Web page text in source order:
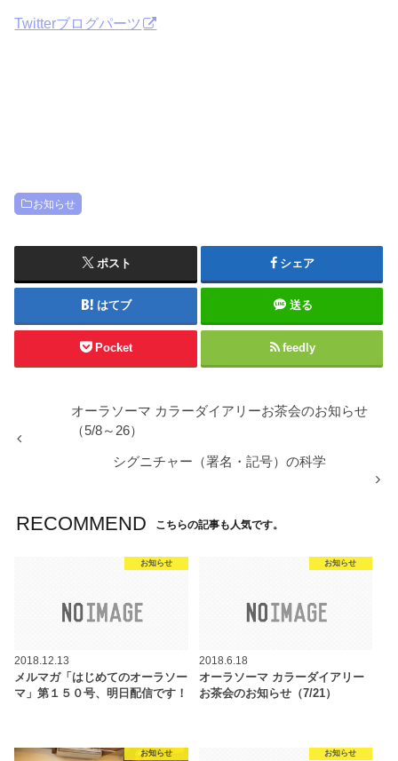
Twitterブログパーツ
お知らせ
ポスト シェア
はてブ 送る
Pocket feedly
オーラソーマ カラーダイアリーお茶会のお知らせ
（5/8～26）
シグニチャー（署名・記号）の科学
RECOMMEND こちらの記事も人気です。
お知らせ
2018.12.13
メルマガ「はじめてのオーラソー
マ」第１５０号、明日配信です！
お知らせ
2018.6.18
オーラソーマ カラーダイアリー
お茶会のお知らせ（7/21）
お知らせ お知らせ